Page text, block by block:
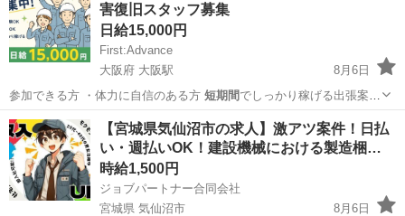
害復旧スタッフ募集
日給15,000円
First:Advance
大阪府 大阪駅
8月6日
参加できる方 ・体力に自信のある方 短期間 でしっかり稼げる出張案件
です。 宿泊費…
大阪 大阪市 大阪駅 清掃
【宮城県気仙沼市の求人】激アツ案件！日払
い・週払いOK！建設機械における製造梱…
時給1,500円
ジョブパートナー合同会社
宮城県 気仙沼市
8月6日